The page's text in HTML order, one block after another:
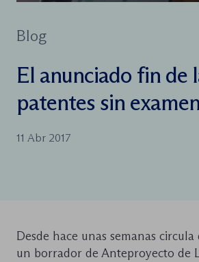
Blog
El anunciado fin de
patentes sin
11 Abr 2017
Desde hace unas semanas
un borrador de Anteproyecto de